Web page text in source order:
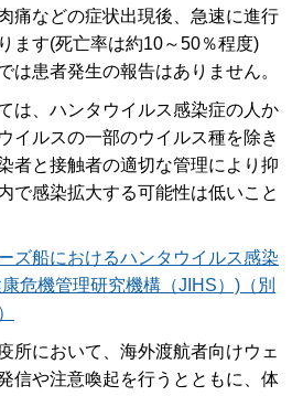
痛などの症状出現後、急速に進行
ます(死亡率は約10～50％程度)
は患者発生の報告はありません。
は、ハンタウイルス感染症の人か
イルスの一部のウイルス種を除き
者と接触者の適切な管理により抑
で感染拡大する可能性は低いこと
ズ船におけるハンタウイルス感染
危機管理研究機構（JIHS）)（別
所において、海外渡航者向けウェ
信や注意喚起を行うとともに、体